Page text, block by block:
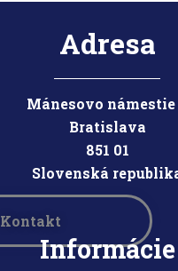
Adresa
Mánesovo námestie
Bratislava
851 01
Slovenská
Kontakt
Informácie